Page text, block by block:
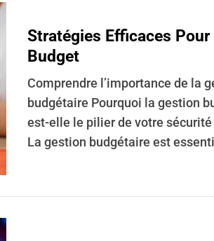
Stratégies Efficaces Pour
Budget
Comprendre l’importance de la
budgétaire Pourquoi la gestion
est-elle le pilier de votre
La gestion budgétaire est